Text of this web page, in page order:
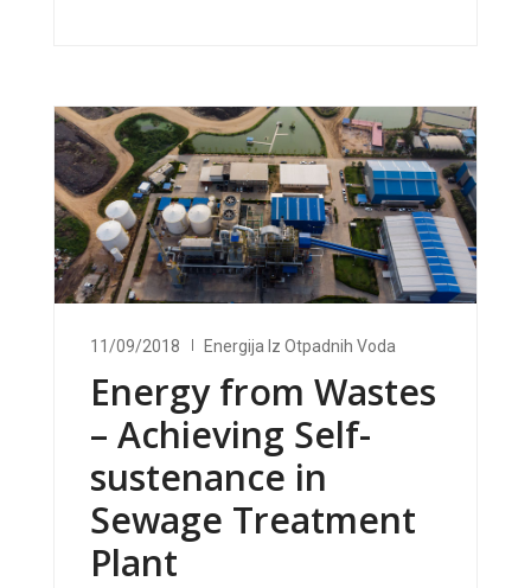
11/09/2018 Energija Iz Otpadnih Voda
Energy from Wastes
– Achieving Self-
sustenance in
Sewage Treatment
Plant